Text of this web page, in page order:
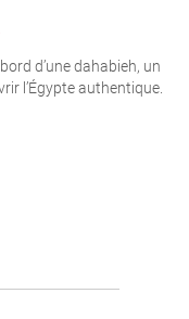
d’une dahabieh, un
l’Égypte authentique.